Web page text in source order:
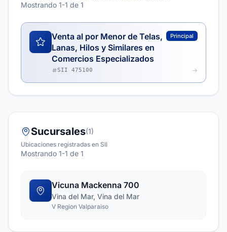
Mostrando 1-1 de 1
Venta al por Menor de Telas,
Lanas, Hilos y Similares en
Comercios Especializados
Principal
SII 475100
Sucursales(1)
Ubicaciones registradas en SII
Mostrando 1-1 de 1
Vicuna Mackenna 700
Vina del Mar, Vina del Mar
V Region Valparaiso